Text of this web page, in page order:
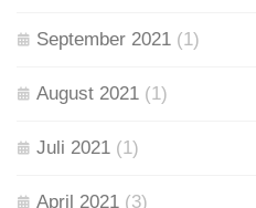
September 2021 (1)
August 2021 (1)
Juli 2021 (1)
April 2021 (3)